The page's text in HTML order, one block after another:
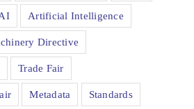
Artificial Intelligence
Directive
Trade Fair
Metadata Standards